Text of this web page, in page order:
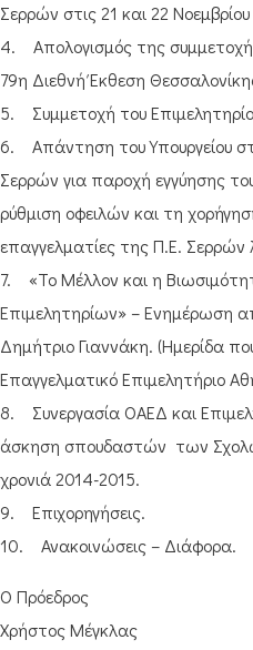
Σερρών στις 21 και 22
4. Απολογισμός της
79η Διεθνή Έκθεση
5. Συμμετοχή του
6. Απάντηση του Υπουργείου
Σερρών για παροχή εγγύησης
ρύθμιση οφειλών και τη
επαγγελματίες της Π.Ε.
7. «Το Μέλλον και η
Επιμελητηρίων» – Ενημέρωση
Δημήτριο Γιαννάκη. (Ημερίδα
Επαγγελματικό Επιμελητήριο
8. Συνεργασία ΟΑΕΔ και
άσκηση σπουδαστών των
χρονιά 2014-2015.
9. Επιχορηγήσεις.
10. Ανακοινώσεις – Διάφορα.
Ο Πρόεδρος
Χρήστος Μέγκλας